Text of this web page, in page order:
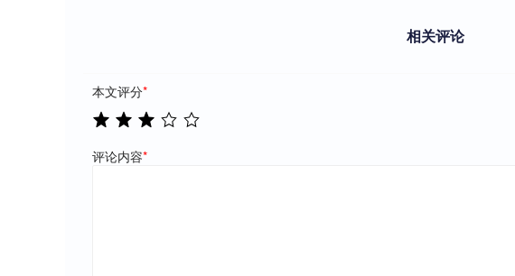
相关评论
本文评分*
评论内容*